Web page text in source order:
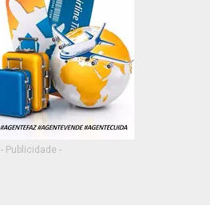
- Publicidade -